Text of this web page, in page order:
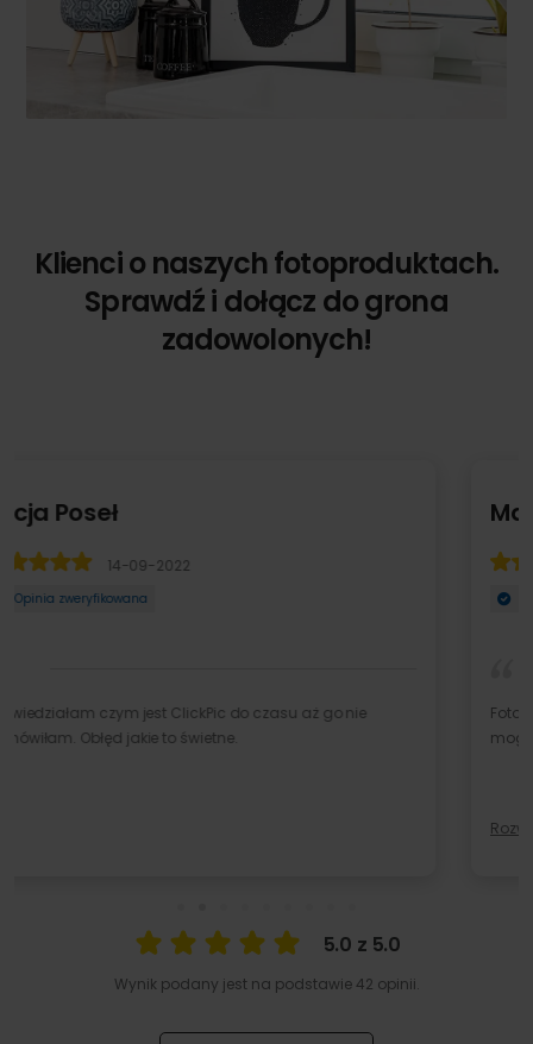
Klienci o naszych fotoproduktach.
Sprawdź i dołącz do grona
zadowolonych!
Małgorzata
11-04-2023
Opinia zweryfikowana
Fotoobraz dokładnie taki, jak sobie wyobrażałam:) Nie
mogę się doczekać radości osoby, dla której by ...
5.0 z 5.0
Wynik podany jest na podstawie 42 opinii.